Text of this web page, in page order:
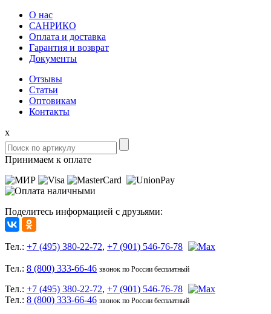
О нас
САНРИКО
Оплата и доставка
Гарантия и возврат
Документы
Отзывы
Статьи
Оптовикам
Контакты
x
Принимаем к оплате
Поделитесь информацией с друзьями:
Тел.: +7 (495) 380-22-72, +7 (901) 546-76-78
Тел.: 8 (800) 333-66-46 звонок по России бесплатный
Тел.: +7 (495) 380-22-72, +7 (901) 546-76-78
Тел.: 8 (800) 333-66-46 звонок по России бесплатный